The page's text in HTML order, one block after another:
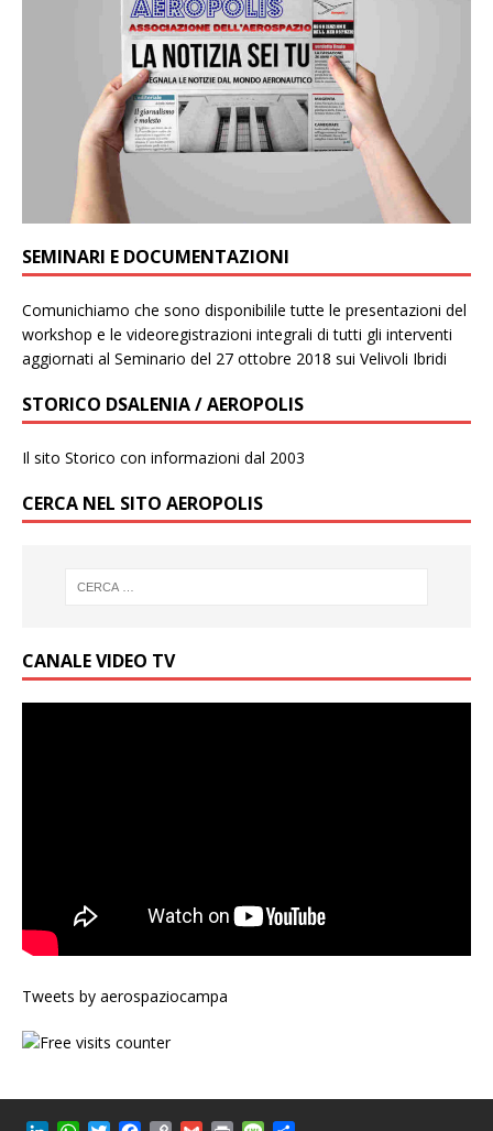
SEMINARI E DOCUMENTAZIONI
Comunichiamo che sono disponibilile tutte le presentazioni del
workshop e le videoregistrazioni integrali di tutti gli interventi
aggiornati al Seminario del 27 ottobre 2018 sui Velivoli Ibridi
STORICO DSALENIA / AEROPOLIS
Il sito Storico con informazioni dal 2003
CERCA NEL SITO AEROPOLIS
CANALE VIDEO TV
Tweets by aerospaziocampa